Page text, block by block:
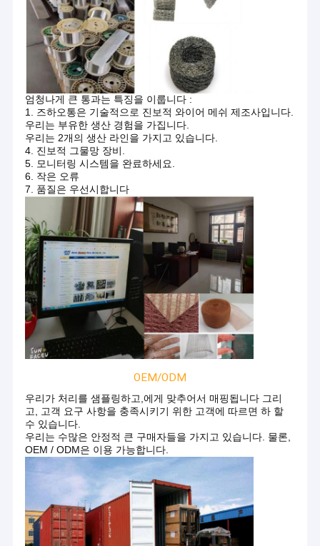
압축 뜨개질을 한 철망사
와이어 메쉬 세탁기
스테인레스 강 세척구
니트 철선 그물형 테이프
금속 쿠션 댐퍼
뜨개질을 한 메시 직물
구리 편성 망
길쌈된 철망사
메시 패드 서리 제거 장치
알루미늄 호일 메쉬
알루미늄 필터 메쉬
소결된 철망사
엄청나게 큰 통과는 특징을 이룹니다 :
1. 즈하오통은 기술적으로 진보적 와이어 메쉬 제조사입니다.
우리는 부유한 생산 경험을 가집니다.
우리는 2개의 생산 라인을 가지고 있습니다.
4. 진보적 그물망 장비.
5. 모니터링 시스템을 완료하세요.
6. 작은 오류
7. 품질은 우선시합니다
OEM/ODM
우리가 처리를 샘플링하고,에게 맞추어서 매핑됩니다 그리
고, 고객 요구 사항을 충족시키기 위한 고객에 따르면 하 할
수 있습니다.
우리는 수많은 안정적 큰 구매자들을 가지고 있습니다. 물론,
OEM / ODM은 이용 가능합니다.